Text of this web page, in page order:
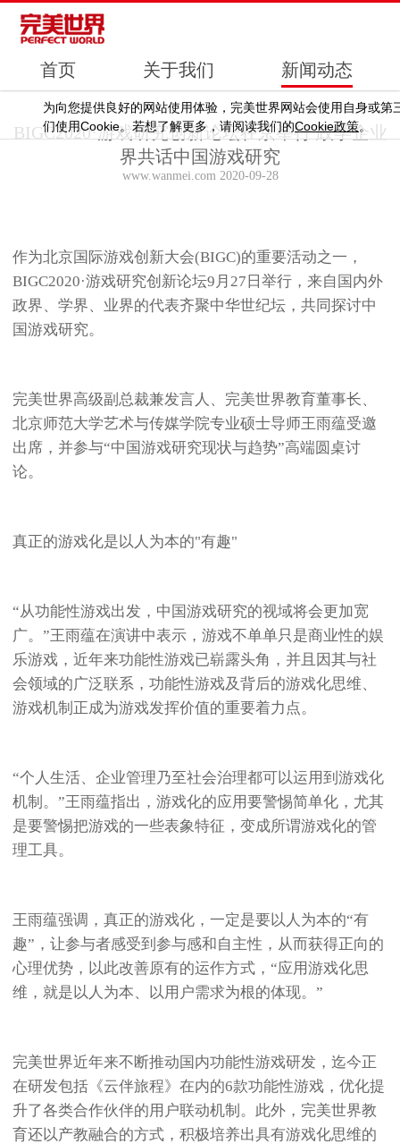
为向您提供良好的网站使用体验，完美世界网站会使用自身或第
们使用Cookie。若想了解更多，请阅读我们的Cookie政策。
首页 关于我们 新闻动态
BIGC2020·游戏研究创新论坛在京举行 政学企业
界共话中国游戏研究
www.wanmei.com 2020-09-28
作为北京国际游戏创新大会(BIGC)的重要活动之一，
BIGC2020·游戏研究创新论坛9月27日举行，来自国内外
政界、学界、业界的代表齐聚中华世纪坛，共同探讨中
国游戏研究。
完美世界高级副总裁兼发言人、完美世界教育董事长、
北京师范大学艺术与传媒学院专业硕士导师王雨蕴受邀
出席，并参与“中国游戏研究现状与趋势”高端圆桌讨
论。
真正的游戏化是以人为本的"有趣"
“从功能性游戏出发，中国游戏研究的视域将会更加宽
广。”王雨蕴在演讲中表示，游戏不单单只是商业性的娱
乐游戏，近年来功能性游戏已崭露头角，并且因其与社
会领域的广泛联系，功能性游戏及背后的游戏化思维、
游戏机制正成为游戏发挥价值的重要着力点。
“个人生活、企业管理乃至社会治理都可以运用到游戏化
机制。”王雨蕴指出，游戏化的应用要警惕简单化，尤其
是要警惕把游戏的一些表象特征，变成所谓游戏化的管
理工具。
王雨蕴强调，真正的游戏化，一定是要以人为本的“有
趣”，让参与者感受到参与感和自主性，从而获得正向的
心理优势，以此改善原有的运作方式，“应用游戏化思
维，就是以人为本、以用户需求为根的体现。”
完美世界近年来不断推动国内功能性游戏研发，迄今正
在研发包括《云伴旅程》在内的6款功能性游戏，优化提
升了各类合作伙伴的用户联动机制。此外，完美世界教
育还以产教融合的方式，积极培养出具有游戏化思维的